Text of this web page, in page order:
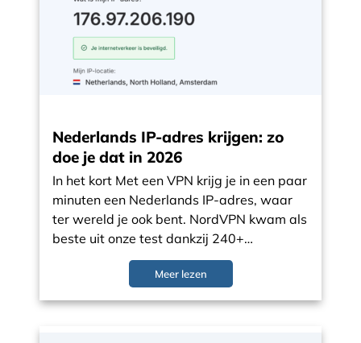
Nederlands IP-adres krijgen: zo
doe je dat in 2026
In het kort Met een VPN krijg je in een paar
minuten een Nederlands IP-adres, waar
ter wereld je ook bent. NordVPN kwam als
beste uit onze test dankzij 240+…
Meer lezen